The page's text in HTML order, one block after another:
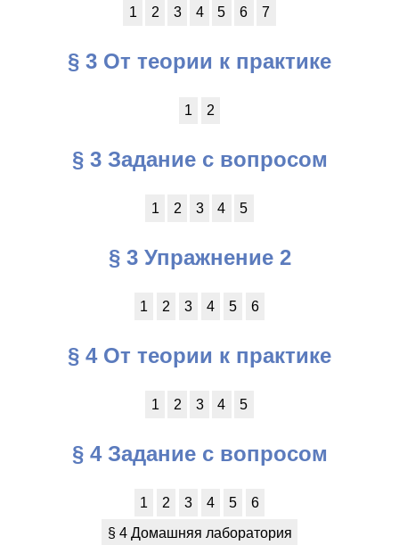
1 2 3 4 5 6 7
§ 3 От теории к практике
1 2
§ 3 Задание с вопросом
1 2 3 4 5
§ 3 Упражнение 2
1 2 3 4 5 6
§ 4 От теории к практике
1 2 3 4 5
§ 4 Задание с вопросом
1 2 3 4 5
6
§ 4 Домашняя лаборатория